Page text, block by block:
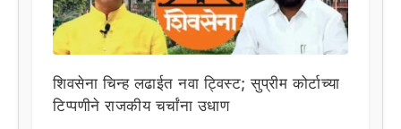
शिवसेना चिन्ह लढाईत नवा ट्विस्ट; सुप्रीम कोर्टाच्या
टिप्पणीने राजकीय चर्चांना उधाण